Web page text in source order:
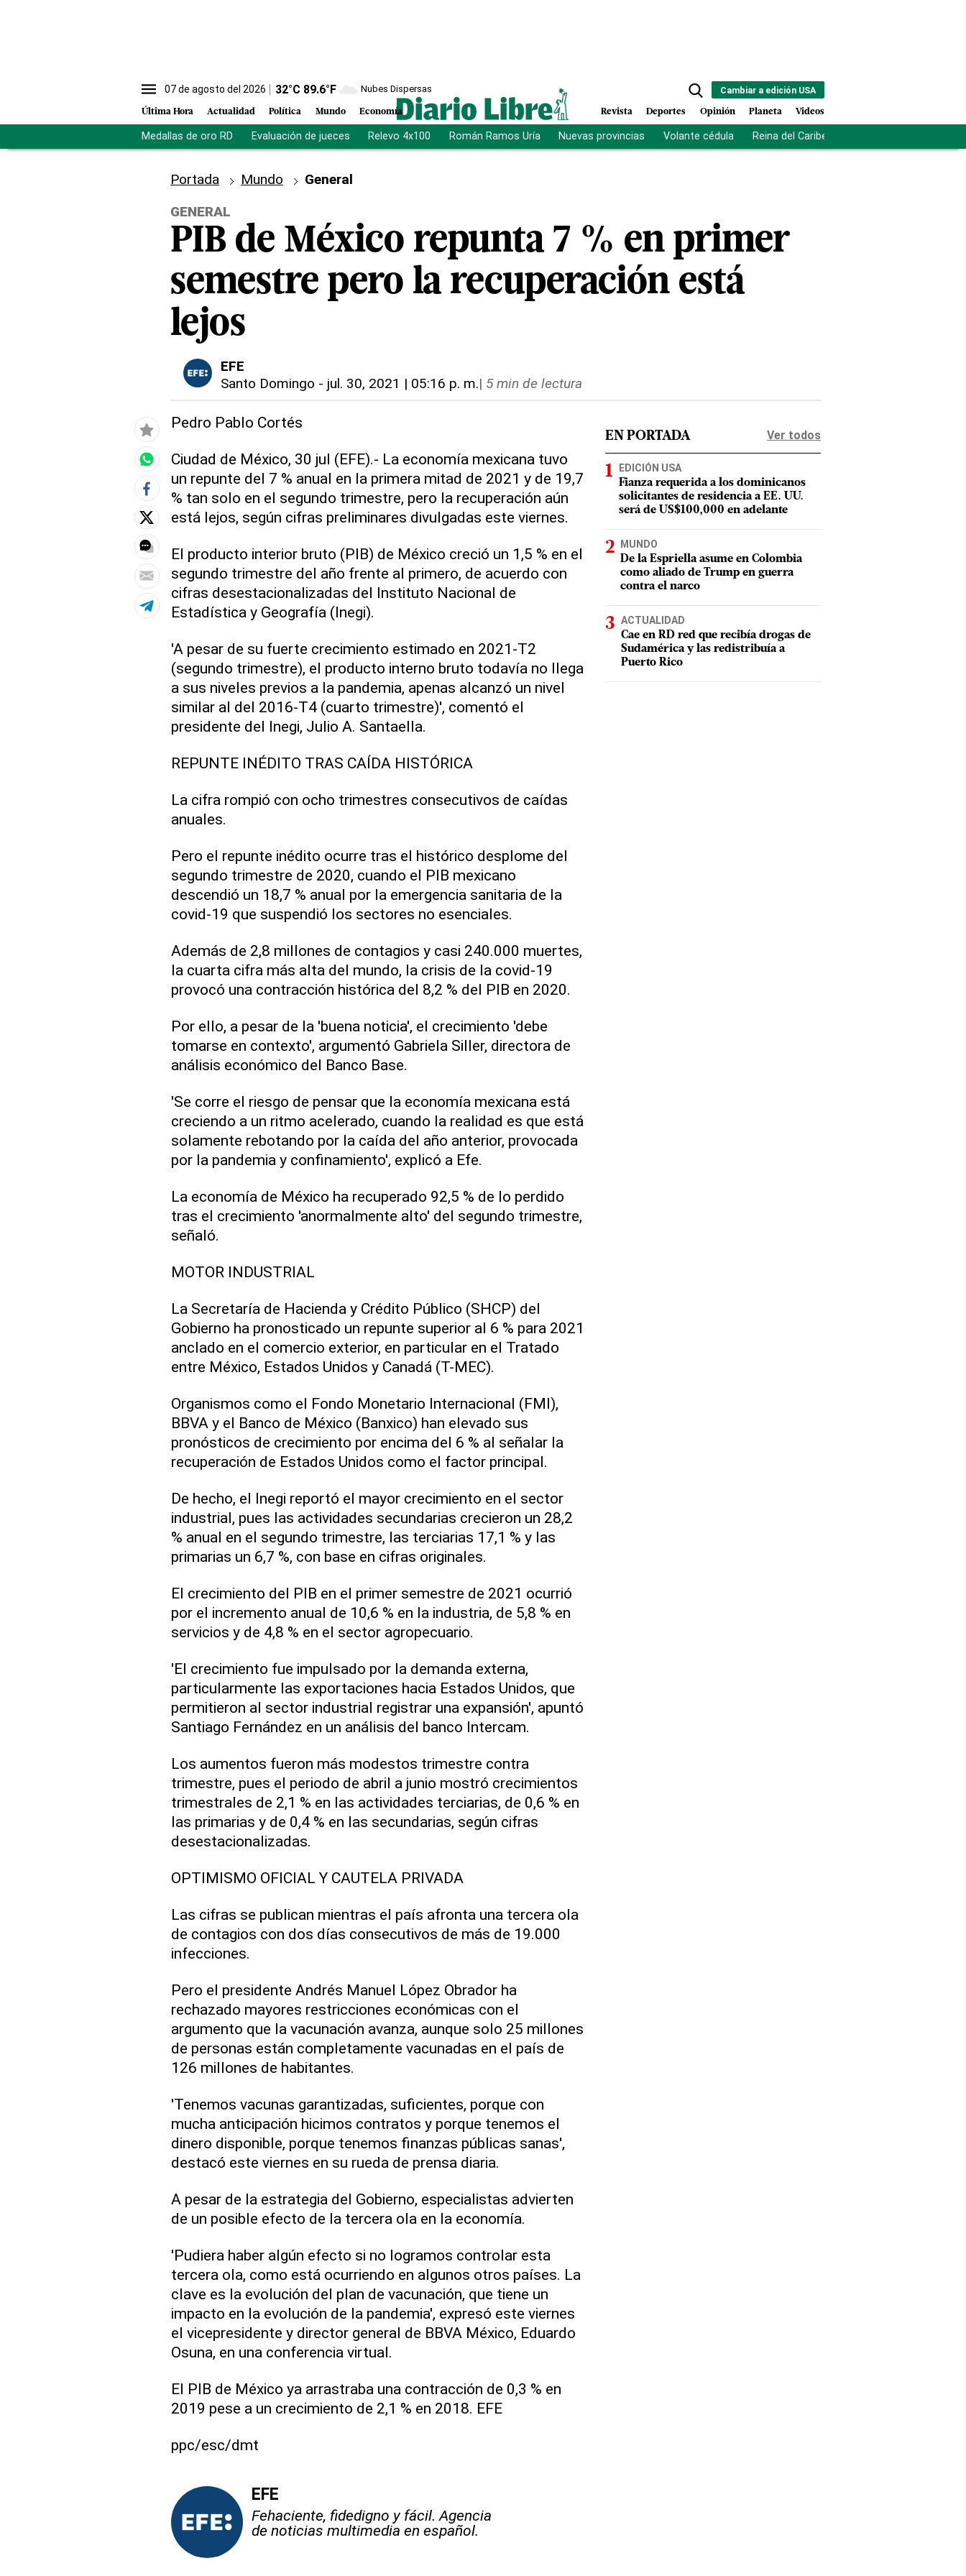
07 de agosto del 2026 32°C 89.6°F Nubes Dispersas
Última Hora Actualidad Política Mundo Economía
Cambiar a edición USA
Revista Deportes Opinión Planeta Videos
Medallas de oro RD Evaluación de jueces Relevo 4x100 Román Ramos Uría Nuevas provincias Volante cédula Reina del Caribe
Portada Mundo
General
GENERAL
PIB de México repunta 7 % en primer
semestre pero la recuperación está
lejos
EFE
Santo Domingo - jul. 30, 2021 | 05:16 p. m.| 5 min de lectura
Pedro Pablo Cortés
Ciudad de México, 30 jul (EFE).- La economía mexicana tuvo
un repunte del 7 % anual en la primera mitad de 2021 y de 19,7
% tan solo en el segundo trimestre, pero la recuperación aún
está lejos, según cifras preliminares divulgadas este viernes.
El producto interior bruto (PIB) de México creció un 1,5 % en el
segundo trimestre del año frente al primero, de acuerdo con
cifras desestacionalizadas del Instituto Nacional de
Estadística y Geografía (Inegi).
'A pesar de su fuerte crecimiento estimado en 2021-T2
(segundo trimestre), el producto interno bruto todavía no llega
a sus niveles previos a la pandemia, apenas alcanzó un nivel
similar al del 2016-T4 (cuarto trimestre)', comentó el
presidente del Inegi, Julio A. Santaella.
REPUNTE INÉDITO TRAS CAÍDA HISTÓRICA
La cifra rompió con ocho trimestres consecutivos de caídas
anuales.
Pero el repunte inédito ocurre tras el histórico desplome del
segundo trimestre de 2020, cuando el PIB mexicano
descendió un 18,7 % anual por la emergencia sanitaria de la
covid-19 que suspendió los sectores no esenciales.
Además de 2,8 millones de contagios y casi 240.000 muertes,
la cuarta cifra más alta del mundo, la crisis de la covid-19
provocó una contracción histórica del 8,2 % del PIB en 2020.
Por ello, a pesar de la 'buena noticia', el crecimiento 'debe
tomarse en contexto', argumentó Gabriela Siller, directora de
análisis económico del Banco Base.
'Se corre el riesgo de pensar que la economía mexicana está
creciendo a un ritmo acelerado, cuando la realidad es que está
solamente rebotando por la caída del año anterior, provocada
por la pandemia y confinamiento', explicó a Efe.
La economía de México ha recuperado 92,5 % de lo perdido
tras el crecimiento 'anormalmente alto' del segundo trimestre,
señaló.
MOTOR INDUSTRIAL
La Secretaría de Hacienda y Crédito Público (SHCP) del
Gobierno ha pronosticado un repunte superior al 6 % para 2021
anclado en el comercio exterior, en particular en el Tratado
entre México, Estados Unidos y Canadá (T-MEC).
Organismos como el Fondo Monetario Internacional (FMI),
BBVA y el Banco de México (Banxico) han elevado sus
pronósticos de crecimiento por encima del 6 % al señalar la
recuperación de Estados Unidos como el factor principal.
De hecho, el Inegi reportó el mayor crecimiento en el sector
industrial, pues las actividades secundarias crecieron un 28,2
% anual en el segundo trimestre, las terciarias 17,1 % y las
primarias un 6,7 %, con base en cifras originales.
El crecimiento del PIB en el primer semestre de 2021 ocurrió
por el incremento anual de 10,6 % en la industria, de 5,8 % en
servicios y de 4,8 % en el sector agropecuario.
'El crecimiento fue impulsado por la demanda externa,
particularmente las exportaciones hacia Estados Unidos, que
permitieron al sector industrial registrar una expansión', apuntó
Santiago Fernández en un análisis del banco Intercam.
Los aumentos fueron más modestos trimestre contra
trimestre, pues el periodo de abril a junio mostró crecimientos
trimestrales de 2,1 % en las actividades terciarias, de 0,6 % en
las primarias y de 0,4 % en las secundarias, según cifras
desestacionalizadas.
OPTIMISMO OFICIAL Y CAUTELA PRIVADA
Las cifras se publican mientras el país afronta una tercera ola
de contagios con dos días consecutivos de más de 19.000
infecciones.
Pero el presidente Andrés Manuel López Obrador ha
rechazado mayores restricciones económicas con el
argumento que la vacunación avanza, aunque solo 25 millones
de personas están completamente vacunadas en el país de
126 millones de habitantes.
'Tenemos vacunas garantizadas, suficientes, porque con
mucha anticipación hicimos contratos y porque tenemos el
dinero disponible, porque tenemos finanzas públicas sanas',
destacó este viernes en su rueda de prensa diaria.
A pesar de la estrategia del Gobierno, especialistas advierten
de un posible efecto de la tercera ola en la economía.
'Pudiera haber algún efecto si no logramos controlar esta
tercera ola, como está ocurriendo en algunos otros países. La
clave es la evolución del plan de vacunación, que tiene un
impacto en la evolución de la pandemia', expresó este viernes
el vicepresidente y director general de BBVA México, Eduardo
Osuna, en una conferencia virtual.
El PIB de México ya arrastraba una contracción de 0,3 % en
2019 pese a un crecimiento de 2,1 % en 2018. EFE
ppc/esc/dmt
EFE
Fehaciente, fidedigno y fácil. Agencia
de noticias multimedia en español.
EN PORTADA Ver todos
EDICIÓN USA
Fianza requerida a los dominicanos
solicitantes de residencia a EE. UU.
será de US$100,000 en adelante
MUNDO
De la Espriella asume en Colombia
como aliado de Trump en guerra
contra el narco
ACTUALIDAD
Cae en RD red que recibía drogas de
Sudamérica y las redistribuía a
Puerto Rico